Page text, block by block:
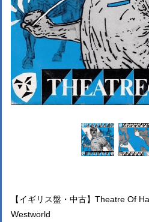
【イギリス盤・中古】Theatre Of
Westworld